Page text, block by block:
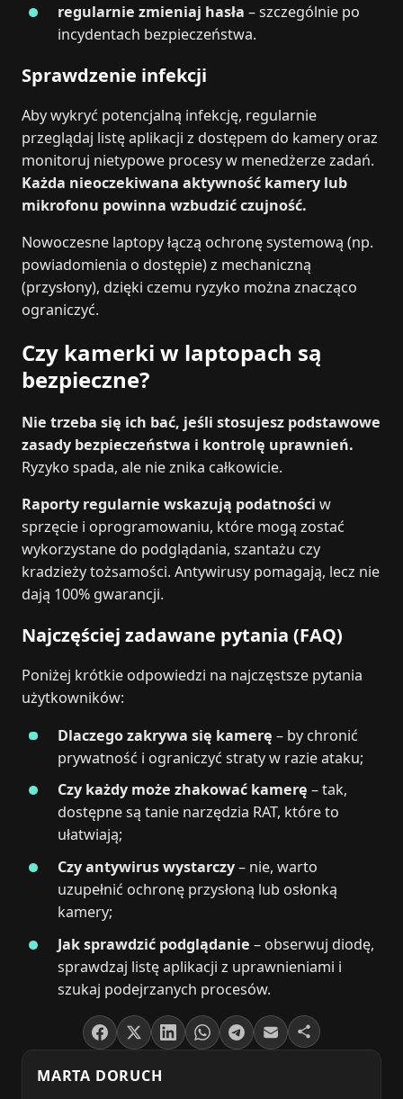
regularnie zmieniaj hasła – szczególnie po
incydentach bezpieczeństwa.
Sprawdzenie infekcji
Aby wykryć potencjalną infekcję, regularnie
przeglądaj listę aplikacji z dostępem do kamery oraz
monitoruj nietypowe procesy w menedżerze zadań.
Każda nieoczekiwana aktywność kamery lub
mikrofonu powinna wzbudzić czujność.
Nowoczesne laptopy łączą ochronę systemową (np.
powiadomienia o dostępie) z mechaniczną
(przysłony), dzięki czemu ryzyko można znacząco
ograniczyć.
Czy kamerki w laptopach są
bezpieczne?
Nie trzeba się ich bać, jeśli stosujesz podstawowe
zasady bezpieczeństwa i kontrolę uprawnień.
Ryzyko spada, ale nie znika całkowicie.
Raporty regularnie wskazują podatności w
sprzęcie i oprogramowaniu, które mogą zostać
wykorzystane do podglądania, szantażu czy
kradzieży tożsamości. Antywirusy pomagają, lecz nie
dają 100% gwarancji.
Najczęściej zadawane pytania (FAQ)
Poniżej krótkie odpowiedzi na najczęstsze pytania
użytkowników:
Dlaczego zakrywa się kamerę – by chronić
prywatność i ograniczyć straty w razie ataku;
Czy każdy może zhakować kamerę – tak,
dostępne są tanie narzędzia RAT, które to
ułatwiają;
Czy antywirus wystarczy– nie, warto
uzupełnić ochronę przysłoną lub osłonką
kamery;
Jak sprawdzić podglądanie – obserwuj diodę,
sprawdzaj listę aplikacji z uprawnieniami i
szukaj podejrzanych procesów.
MARTA DORUCH